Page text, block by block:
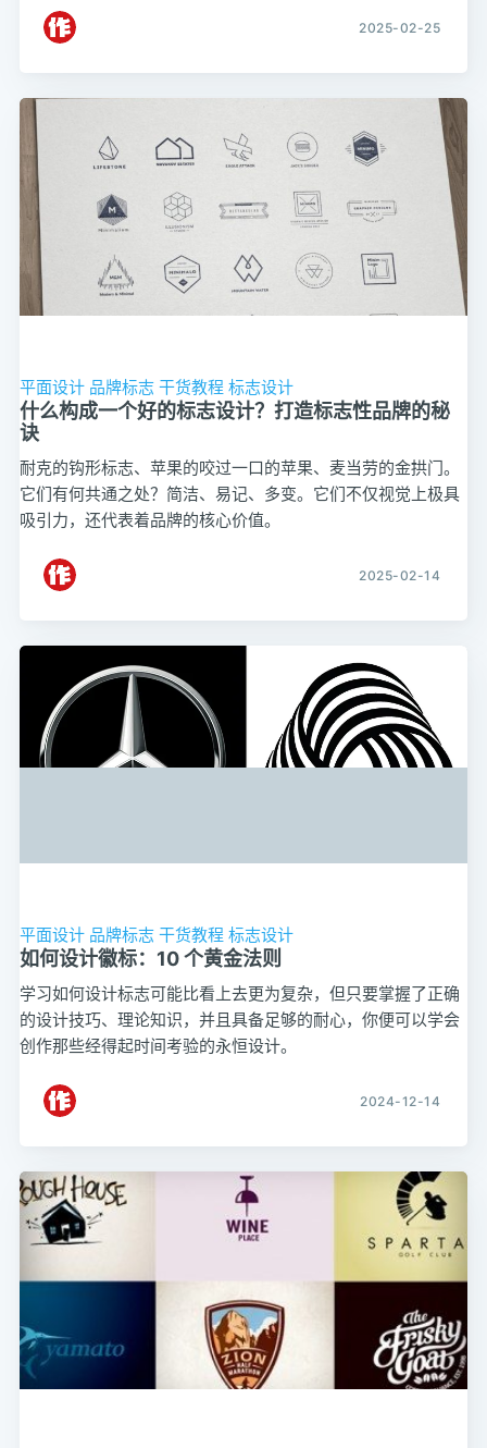
2025-02-25
平面设计 品牌标志 干货教程 标志设计
什么构成一个好的标志设计？打造标志性品牌的秘
诀
耐克的钩形标志、苹果的咬过一口的苹果、麦当劳的金拱门。
它们有何共通之处？简洁、易记、多变。它们不仅视觉上极具
吸引力，还代表着品牌的核心价值。
2025-02-14
平面设计 品牌标志 干货教程 标志设计
如何设计徽标：10 个黄金法则
学习如何设计标志可能比看上去更为复杂，但只要掌握了正确
的设计技巧、理论知识，并且具备足够的耐心，你便可以学会
创作那些经得起时间考验的永恒设计。
2024-12-14